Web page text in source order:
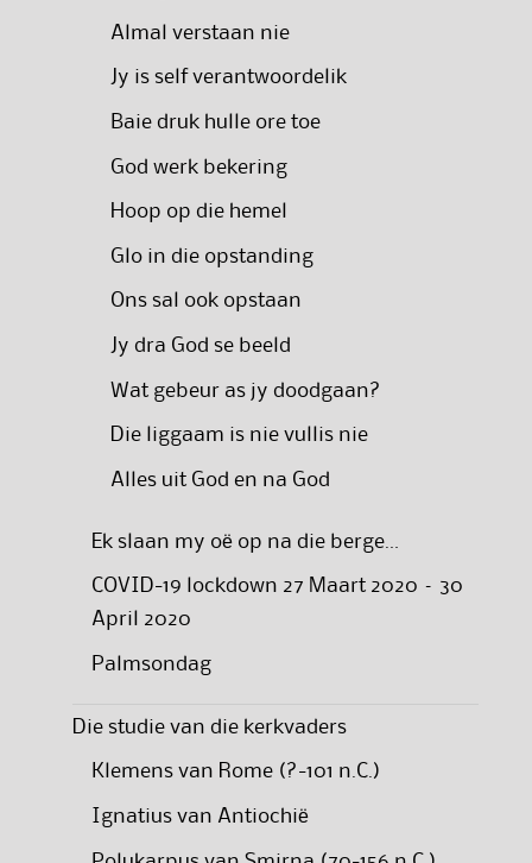
Almal verstaan nie
Jy is self verantwoordelik
Baie druk hulle ore toe
God werk bekering
Hoop op die hemel
Glo in die opstanding
Ons sal ook opstaan
Jy dra God se beeld
Wat gebeur as jy doodgaan?
Die liggaam is nie vullis nie
Alles uit God en na God
Ek slaan my oë op na die berge…
COVID-19 lockdown 27 Maart 2020 – 30
April 2020
Palmsondag
Die studie van die kerkvaders
Klemens van Rome (?-101 n.C.)
Ignatius van Antiochië